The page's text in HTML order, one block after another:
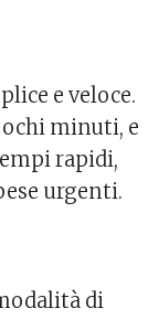
e veloce.
minuti, e
rapidi,
urgenti.
di